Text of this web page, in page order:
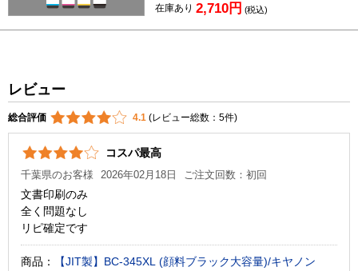
在庫あり 2,710円 (税込)
レビュー
総合評価 4.1 (レビュー総数：5件)
コスパ最高
千葉県のお客様 2026年02月18日 ご注文回数：初回
文書印刷のみ
全く問題なし
リピ確定です
商品：
【JIT製】BC-345XL (顔料ブラック大容量)/キヤノン